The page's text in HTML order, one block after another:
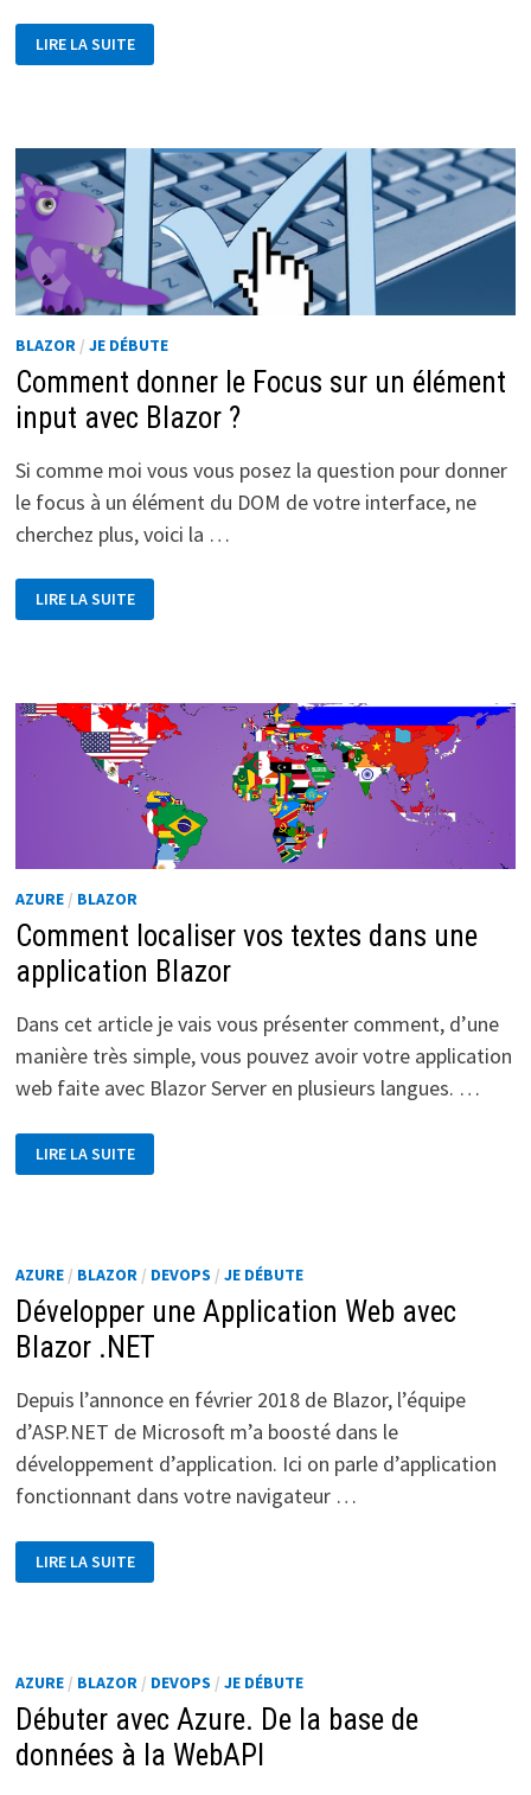
CODER
EN
LIVE
LIRE LA SUITE
BLAZOR/ JE DÉBUTE
Comment donner le Focus sur un élément
input avec Blazor ?
Si comme moi vous vous posez la question pour donner
le focus à un élément du DOM de votre interface, ne
cherchez plus, voici la …
COMMENT
DONNER
LE
INPUT
AVEC
BLAZOR
LIRE LA SUITE
AZURE/ BLAZOR
Comment localiser vos textes dans une
application Blazor
Dans cet article je vais vous présenter comment, d’une
manière très simple, vous pouvez avoir votre application
web faite avec Blazor Server en plusieurs langues. …
LOCALISER
VOS
LIRE LA SUITE
AZURE/ BLAZOR/ DEVOPS / JE DÉBUTE
Développer une Application Web avec
Blazor .NET
Depuis l’annonce en février 2018 de Blazor, l’équipe
d’ASP.NET de Microsoft m’a boosté dans le
développement d’application. Ici on parle d’application
fonctionnant dans votre navigateur …
UNE
APPLICATION
LIRE LA SUITE
AZURE/ BLAZOR/ DEVOPS / JE DÉBUTE
Débuter avec Azure. De la base de
données à la WebAPI